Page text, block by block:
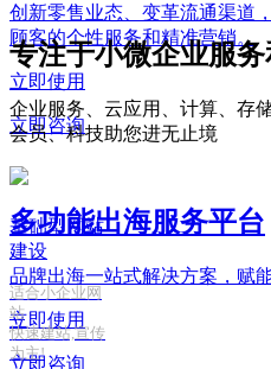
创新零售业态、变革流通渠道
顾客的个性服务和精准营销。
立即使用
立即咨询
多功能出海服务平台
品牌出海一站式解决方案，赋
立即使用
立即咨询
专注于小微企业服
企业服务、云应用、计算、存
会员、科技助您进无止境
基础型网站
建设
适合小企业网
站
快速建站,宣传
为主!